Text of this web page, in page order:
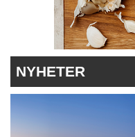
RECEPT
RESTAURANG
NYHETER